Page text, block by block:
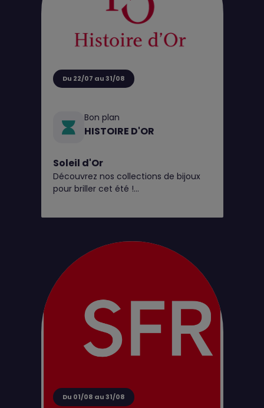
Du 22/07 au 31/08
Bon plan
HISTOIRE D'OR
Soleil d'Or
Découvrez nos collections de bijoux
pour briller cet été !
d'achat pour tout perçage jusqu’au 31
Du 01/08 au 31/08